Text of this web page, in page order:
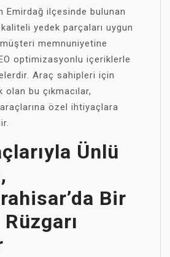
Emirdağ ilçesinde bulunan
kaliteli yedek parçaları uygun
memnuniyetine
optimizasyonlu içeriklerle
Araç sahipleri için
bu çıkmacılar,
özel ihtiyaçlara
Ünlü
Bir
Rüzgarı